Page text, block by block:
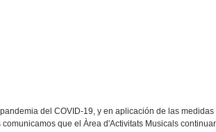
del COVID-19, y en aplicación de las
que el Àrea d'Activitats Musicals